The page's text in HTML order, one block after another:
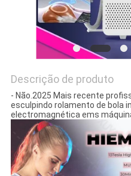
Descrição de produto
- Não.2025 Mais recente
esculpindo rolamento de bola
electromagnética ems